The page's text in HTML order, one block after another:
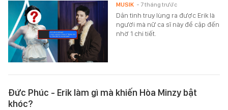
Dân tình truy lùng ra được Erik là
người mà nữ ca sĩ này đề cập đến
nhờ 1 chi tiết.
MUSIK - 7 tháng trước
Đức Phúc - Erik làm gì mà khiến Hòa Minzy bật
khóc?